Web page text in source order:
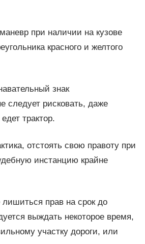
при наличии на кузове
красного и желтого
знак
следует рисковать, даже
трактор.
отстоять свою правоту при
инстанцию крайне
прав на срок до
выждать некоторое время,
участку дороги, или